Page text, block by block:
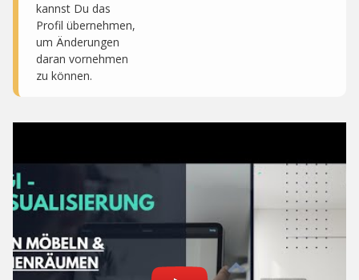
kannst Du das
Profil übernehmen,
um Änderungen
daran vornehmen
zu können.